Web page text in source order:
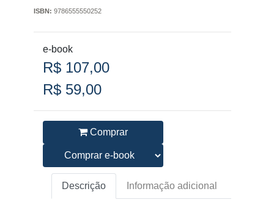
ISBN: 9786555550252
e-book
R$ 107,00
R$ 59,00
Comprar
Descrição Informação adicional